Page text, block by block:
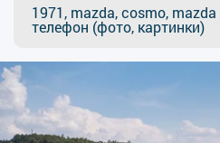
1971, mazda, cosmo,
телефон (фото, картинки)